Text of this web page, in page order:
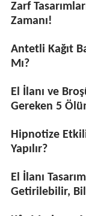
Zarf
Zamanı!
Antetli Kağıt
Mı?
El İlanı ve
Gereken 5
Hipnotize Etkili
Yapılır?
El İlanı
Getirilebilir,